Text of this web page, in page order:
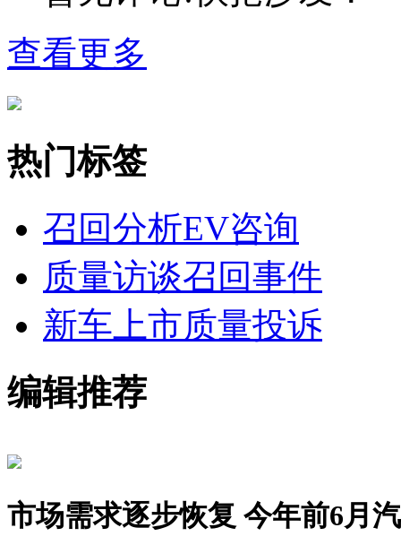
查看更多
热门标签
召回分析EV咨询
质量访谈召回事件
新车上市质量投诉
编辑推荐
市场需求逐步恢复 今年前6月